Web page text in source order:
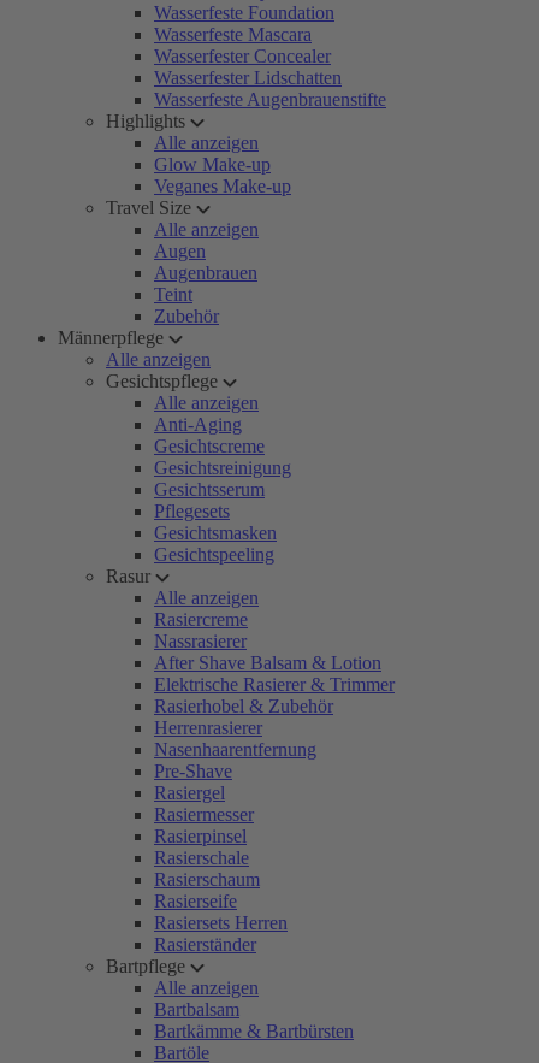
Wasserfeste Foundation
Wasserfeste Mascara
Wasserfester Concealer
Wasserfester Lidschatten
Wasserfeste Augenbrauenstifte
Highlights
Alle anzeigen
Glow Make-up
Veganes Make-up
Travel Size
Alle anzeigen
Augen
Augenbrauen
Teint
Zubehör
Männerpflege
Alle anzeigen
Gesichtspflege
Alle anzeigen
Anti-Aging
Gesichtscreme
Gesichtsreinigung
Gesichtsserum
Pflegesets
Gesichtsmasken
Gesichtspeeling
Rasur
Alle anzeigen
Rasiercreme
Nassrasierer
After Shave Balsam & Lotion
Elektrische Rasierer & Trimmer
Rasierhobel & Zubehör
Herrenrasierer
Nasenhaarentfernung
Pre-Shave
Rasiergel
Rasiermesser
Rasierpinsel
Rasierschale
Rasierschaum
Rasierseife
Rasiersets Herren
Rasierständer
Bartpflege
Alle anzeigen
Bartbalsam
Bartkämme & Bartbürsten
Bartöle